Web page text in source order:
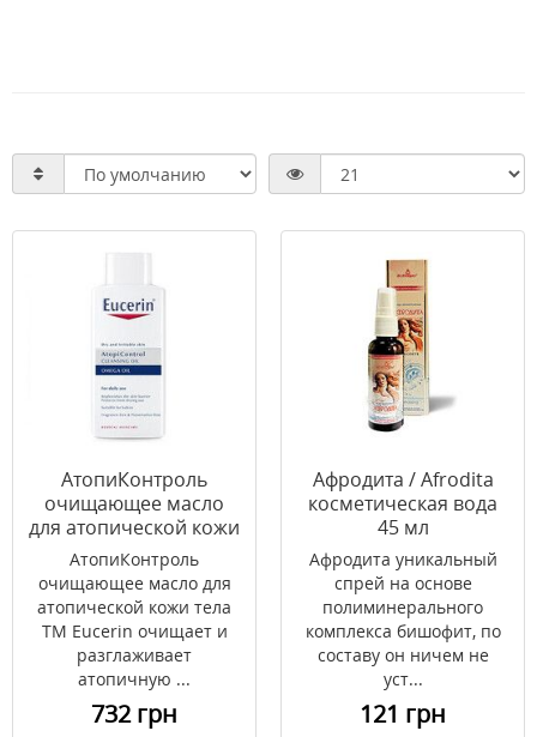
АтопиКонтроль
очищающее масло
для атопической кожи
тела ТМ
Эуцерин/Eucerin 400
мл
АтопиКонтроль
очищающее масло для
атопической кожи тела
ТМ Eucerin очищает и
разглаживает
атопичную ...
732 грн
Афродита / Afrodita
косметическая вода
45 мл
Афродита уникальный
спрей на основе
полиминерального
комплекса бишофит, по
составу он ничем не
уст...
121 грн